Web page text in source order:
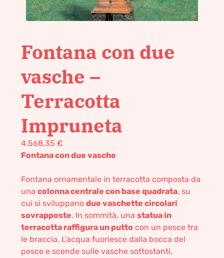
Fontana con due
vasche –
Terracotta
Impruneta
4.568,35 €
Fontana con due vasche
Fontana ornamentale in terracotta composta da
una colonna centrale con base quadrata, su
cui si sviluppano due vaschette circolari
sovrapposte. In sommità, una statua in
terracotta raffigura un putto con un pesce tra
le braccia. L’acqua fuoriesce dalla bocca del
pesce e scende sulle vasche sottostanti,